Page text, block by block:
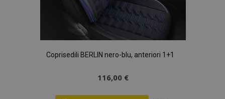
Coprisedili BERLIN nero-blu, anteriori 1+1
116,00 €